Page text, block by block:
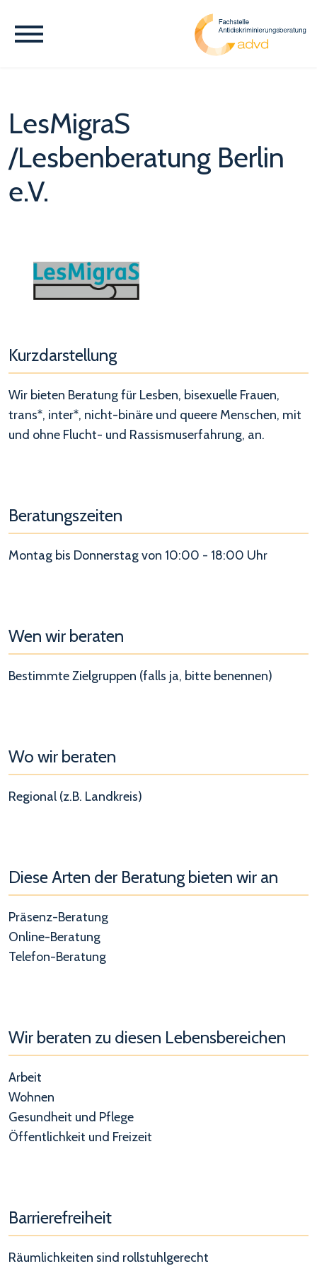
LesMigraS
/Lesbenberatung Berlin
e.V.
Kurzdarstellung
Wir bieten Beratung für Lesben, bisexuelle Frauen,
trans*, inter*, nicht-binäre und queere Menschen, mit
und ohne Flucht- und Rassismuserfahrung, an.
Beratungszeiten
Montag bis Donnerstag von 10:00 - 18:00 Uhr
Wen wir beraten
Bestimmte Zielgruppen (falls ja, bitte benennen)
Wo wir beraten
Regional (z.B. Landkreis)
Diese Arten der Beratung bieten wir an
Präsenz-Beratung
Online-Beratung
Telefon-Beratung
Wir beraten zu diesen Lebensbereichen
Arbeit
Wohnen
Gesundheit und Pflege
Öffentlichkeit und Freizeit
Barrierefreiheit
Räumlichkeiten sind rollstuhlgerecht